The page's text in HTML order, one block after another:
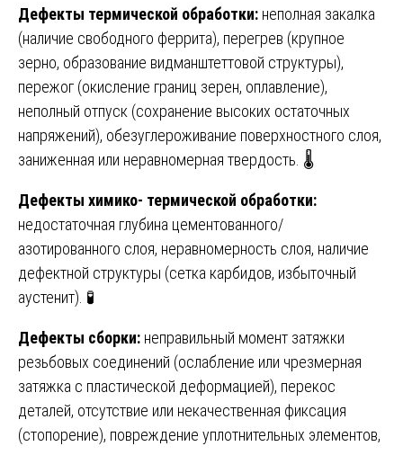
Дефекты термической обработки: неполная закалка
(наличие свободного феррита), перегрев (крупное
зерно, образование видманштеттовой структуры),
пережог (окисление границ зерен, оплавление),
неполный отпуск (сохранение высоких остаточных
напряжений), обезуглероживание поверхностного слоя,
заниженная или неравномерная твердость. 🌡️
Дефекты химико- термической обработки:
недостаточная глубина цементованного/
азотированного слоя, неравномерность слоя, наличие
дефектной структуры (сетка карбидов, избыточный
аустенит). 🧪
Дефекты сборки: неправильный момент затяжки
резьбовых соединений (ослабление или чрезмерная
затяжка с пластической деформацией), перекос
деталей, отсутствие или некачественная фиксация
(стопорение), повреждение уплотнительных элементов,